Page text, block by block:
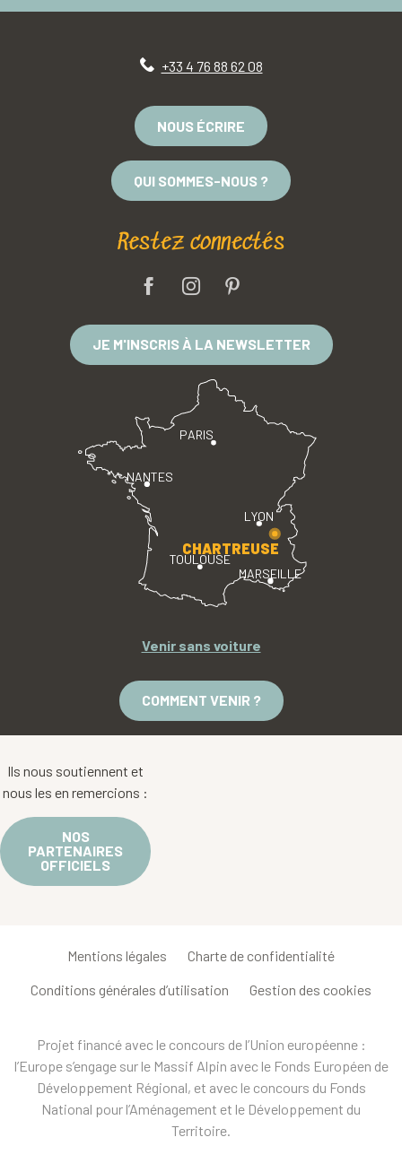
+33 4 76 88 62 08
NOUS ÉCRIRE
QUI SOMMES-NOUS ?
Restez connectés
JE M'INSCRIS À LA NEWSLETTER
PARIS
LYON
TOULOUSE
MARSEILLE
NANTES
CHARTREUSE
Venir sans voiture
COMMENT VENIR ?
Ils nous soutiennent et
nous les en remercions :
NOS
PARTENAIRES
OFFICIELS
Mentions légales Charte de confidentialité
Conditions générales d’utilisation Gestion des cookies
Projet financé avec le concours de l’Union européenne :
l’Europe s’engage sur le Massif Alpin avec le Fonds Européen de
Développement Régional, et avec le concours du Fonds
National pour l’Aménagement et le Développement du
Territoire.